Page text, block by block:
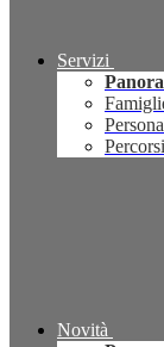
Servizi
Novità